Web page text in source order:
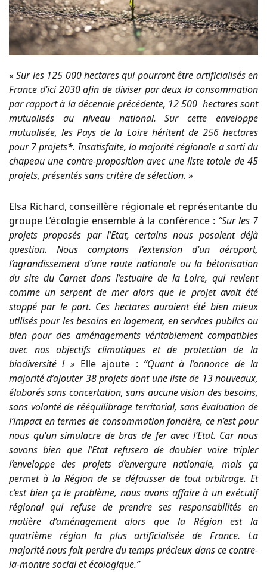
« Sur les 125 000 hectares qui pourront être artificialisés en
France d’ici 2030 afin de diviser par deux la consommation
par rapport à la décennie précédente, 12 500 hectares sont
mutualisés au niveau national. Sur cette enveloppe
mutualisée, les Pays de la Loire héritent de 256 hectares
pour 7 projets*. Insatisfaite, la majorité régionale a sorti du
chapeau une contre-proposition avec une liste totale de 45
projets, présentés sans critère de sélection. »
Elsa Richard, conseillère régionale et représentante du
groupe L’écologie ensemble à la conférence : “Sur les 7
projets proposés par l’Etat, certains nous posaient déjà
question. Nous comptons l’extension d’un aéroport,
l’agrandissement d’une route nationale ou la bétonisation
du site du Carnet dans l’estuaire de la Loire, qui revient
comme un serpent de mer alors que le projet avait été
stoppé par le port. Ces hectares auraient été bien mieux
utilisés pour les besoins en logement, en services publics ou
bien pour des aménagements véritablement compatibles
avec nos objectifs climatiques et de protection de la
biodiversité ! » Elle ajoute : “Quant à l’annonce de la
majorité d’ajouter 38 projets dont une liste de 13 nouveaux,
élaborés sans concertation, sans aucune vision des besoins,
sans volonté de rééquilibrage territorial, sans évaluation de
l’impact en termes de consommation foncière, ce n’est pour
nous qu’un simulacre de bras de fer avec l’Etat. Car nous
savons bien que l’Etat refusera de doubler voire tripler
l’enveloppe des projets d’envergure nationale, mais ça
permet à la Région de se défausser de tout arbitrage. Et
c’est bien ça le problème, nous avons affaire à un exécutif
régional qui refuse de prendre ses responsabilités en
matière d’aménagement alors que la Région est la
quatrième région la plus artificialisée de France. La
majorité nous fait perdre du temps précieux dans ce contre-
la-montre social et écologique.”